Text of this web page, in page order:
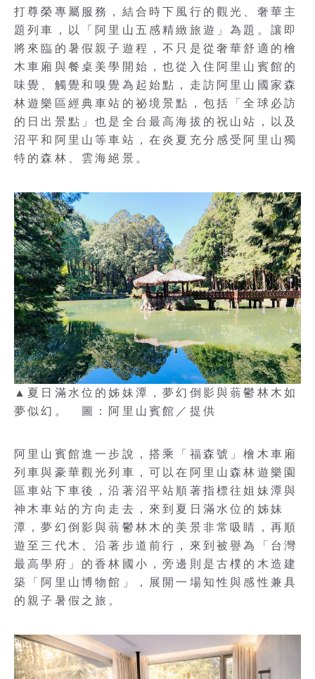
打尊榮專屬服務，結合時下風行的觀光、奢華主
題列車，以「阿里山五感精緻旅遊」為題。讓即
將來臨的暑假親子遊程，不只是從奢華舒適的檜
木車廂與餐桌美學開始，也從入住阿里山賓館的
味覺、觸覺和嗅覺為起始點，走訪阿里山國家森
林遊樂區經典車站的祕境景點，包括「全球必訪
的日出景點」也是全台最高海拔的祝山站，以及
沼平和阿里山等車站，在炎夏充分感受阿里山獨
特的森林、雲海絕景。
▲夏日滿水位的姊妹潭，夢幻倒影與蓊鬱林木如
夢似幻。 圖：阿里山賓館／提供
阿里山賓館進一步說，搭乘「福森號」檜木車廂
列車與豪華觀光列車，可以在阿里山森林遊樂園
區車站下車後，沿著沼平站順著指標往姐妹潭與
神木車站的方向走去，來到夏日滿水位的姊妹
潭，夢幻倒影與蓊鬱林木的美景非常吸睛，再順
遊至三代木、沿著步道前行，來到被譽為「台灣
最高學府」的香林國小，旁邊則是古樸的木造建
築「阿里山博物館」，展開一場知性與感性兼具
的親子暑假之旅。